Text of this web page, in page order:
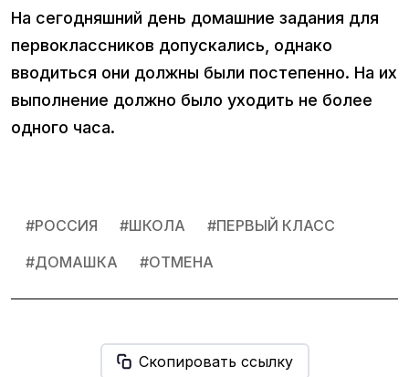
На сегодняшний день домашние задания для
первоклассников допускались, однако
вводиться они должны были постепенно. На их
выполнение должно было уходить не более
одного часа.
#РОССИЯ #ШКОЛА #ПЕРВЫЙ КЛАСС
#ДОМАШКА #ОТМЕНА
Скопировать ссылку